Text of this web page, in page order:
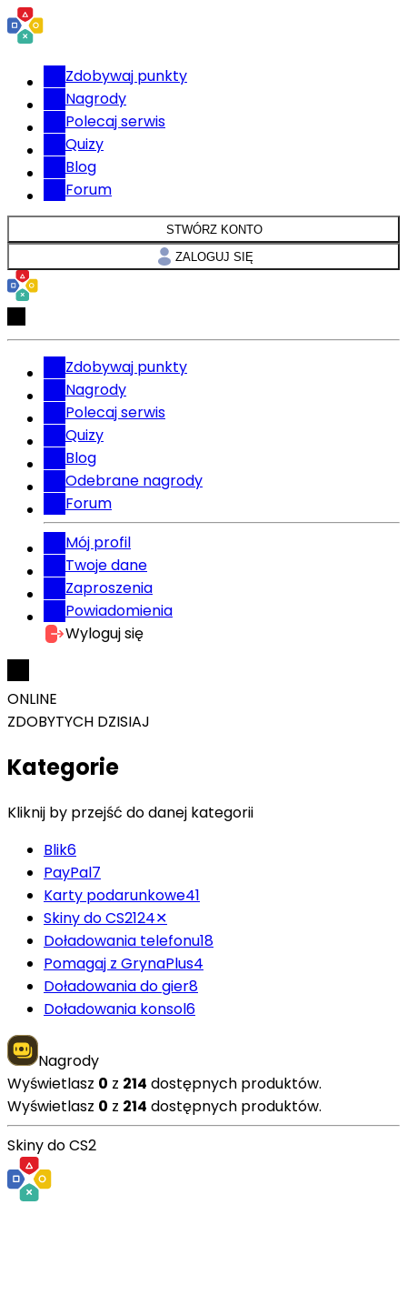
Zdobywaj punkty
Nagrody
Polecaj serwis
Quizy
Blog
Forum
STWÓRZ KONTO
ZALOGUJ SIĘ
Zdobywaj punkty
Nagrody
Polecaj serwis
Quizy
Blog
Odebrane nagrody
Forum
Mój profil
Twoje dane
Zaproszenia
Powiadomienia
Wyloguj się
ONLINE
ZDOBYTYCH DZISIAJ
Kategorie
Kliknij by przejść do danej kategorii
Blik6
PayPal7
Karty podarunkowe41
Skiny do CS2124✕
Doładowania telefonu18
Pomagaj z GrynaPlus4
Doładowania do gier8
Doładowania konsol6
Nagrody
Wyświetlasz 0 z 214 dostępnych produktów.
Wyświetlasz 0 z 214 dostępnych produktów.
Skiny do CS2